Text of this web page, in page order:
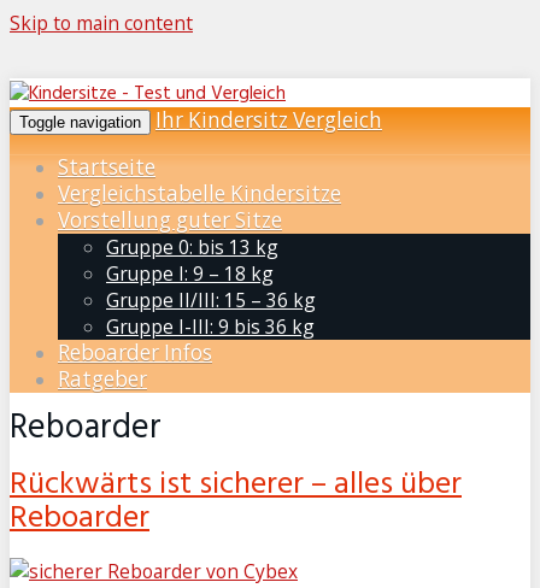
Skip to main content
Toggle navigation
Ihr Kindersitz Vergleich
Startseite
Vergleichstabelle Kindersitze
Vorstellung guter Sitze
Gruppe 0: bis 13 kg
Gruppe I: 9 – 18 kg
Gruppe II/III: 15 – 36 kg
Gruppe I-III: 9 bis 36 kg
Reboarder Infos
Ratgeber
Reboarder
Rückwärts ist sicherer – alles über
Reboarder